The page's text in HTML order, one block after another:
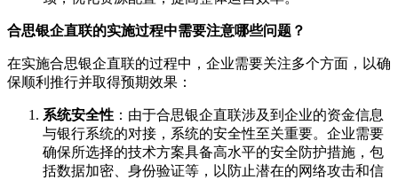
合思银企直联的实施过程中需要注意哪些问题？
在实施合思银企直联的过程中，企业需要关注多个方面，以确
保顺利推行并取得预期效果：
系统安全性 ：由于合思银企直联涉及到企业的资金信息
与银行系统的对接，系统的安全性至关重要。企业需要
确保所选择的技术方案具备高水平的安全防护措施，包
括数据加密、身份验证等，以防止潜在的网络攻击和信